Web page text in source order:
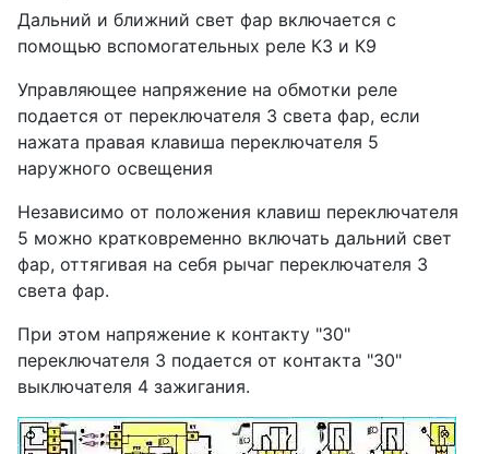
Дальний и ближний свет фар включается с
помощью вспомогательных реле К3 и К9
Управляющее напряжение на обмотки реле
подается от переключателя 3 света фар, если
нажата правая клавиша переключателя 5
наружного освещения
Независимо от положения клавиш переключателя
5 можно кратковременно включать дальний свет
фар, оттягивая на себя рычаг переключателя 3
света фар.
При этом напряжение к контакту "30"
переключателя 3 подается от контакта "30"
выключателя 4 зажигания.